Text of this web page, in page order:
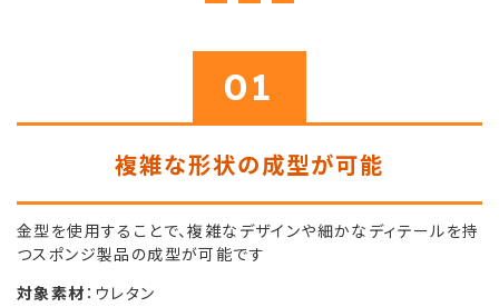
01
複雑な形状の成型が可能
金型を使用することで、複雑なデザインや細かなディテールを持
つスポンジ製品の成型が可能です
対象素材：ウレタン